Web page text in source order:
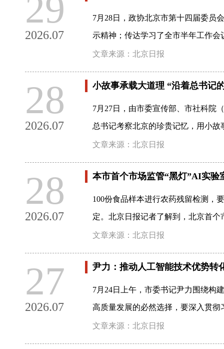
29
2026.07
7月28日，政协北京市第十四届委员
示精神；传达学习了全市半年工作
文章来源：北京日报
28
2026.07
小故事承载大道理 “沿着总书记
7月27日，由市委宣传部、市社科院
总书记考察北京的珍贵记忆，用小
文章来源：北京日报
28
2026.07
本市首个市场监管“黑灯”AI实验
100份食品样本进行农药残留检测，
定。北京日报记者了解到，北京首
文章来源：北京日报
27
2026.07
尹力：推动人工智能技术优势转
7月24日上午，市委书记尹力围绕构
高质量发展的必然选择，要深入贯
文章来源：北京日报